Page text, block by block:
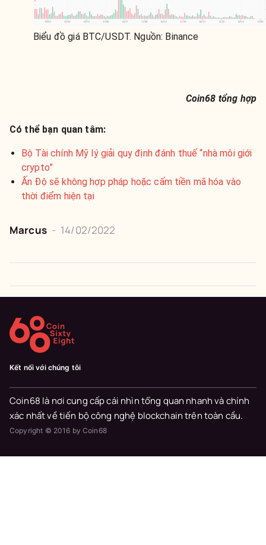
Biểu đồ giá BTC/USDT. Nguồn: Binance
Coin68 tổng hợp
Có thể bạn quan tâm:
Bộ Tài chính Mỹ lý giải quy định đánh thuế “nhà môi giới
crypto”
Ấn Độ sẽ không hợp pháp hoặc cấm tiền mã hóa vào
thời điểm hiện tại
Marcus - 14/02/2022
Kết nối với chúng tôi
Coin68 là nơi cung cấp cái nhìn tổng quan nhanh và chính
xác nhất về tiến bộ công nghệ blockchain trên toàn cầu.
Copyright © 2016 by Coin68